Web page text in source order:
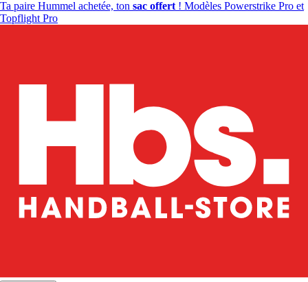
Ta paire Hummel achetée, ton sac offert ! Modèles Powerstrike Pro et
Topflight Pro